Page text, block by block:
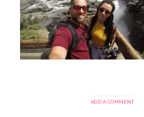
ADD A COMMENT